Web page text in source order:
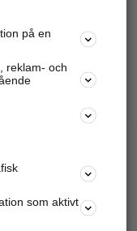
mm.
företaget
annonsera mot
nära dig.
på en
reklam- och
som aktivt